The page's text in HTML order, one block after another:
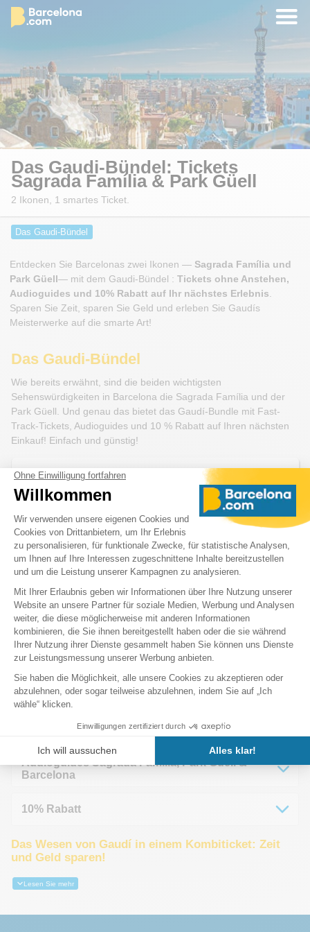
Das Gaudi-Bündel: Tickets
Sagrada Família & Park Güell
2 Ikonen, 1 smartes Ticket.
Das Gaudi-Bündel
Entdecken Sie Barcelonas zwei Ikonen — Sagrada Família und
Park Güell— mit dem Gaudi-Bündel :Tickets ohne Anstehen,
Audioguides und 10% Rabatt auf Ihr nächstes Erlebnis
Sparen Sie Zeit, sparen Sie Geld und erleben Sie Gaudís
Meisterwerke auf die smarte Art!
Das Gaudi-Bündel
Wie bereits erwähnt, sind die beiden wichtigsten
Sehenswürdigkeiten in Barcelona die Sagrada Família und der
Park Güell. Und genau das bietet das Gaudí-Bundle mit Fast-
Track-Tickets, Audioguides und 10 % Rabatt auf Ihren nächsten
Einkauf! Einfach und günstig!
Das Gaudí-Bündel
Tickets ohne Anstehenfür die
Tickets ohne Anstehen
für denPark
Güell
Audioguide-Apps
+ 10% Rabatt
ZUR BUCHUNG
Ab
€ 66,00
Was ist inbegriffen
Sagrada Família
Audioguides Sagrada Família, Park Güell &
Barcelona
10% Rabatt
Das Wesen von Gaudí in einem Kombiticket: Zeit
und Geld sparen!
Lesen Sie mehr